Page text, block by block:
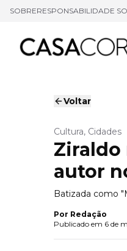
SOBRERESPONSABILIDADE
Voltar
Cultura, Cidades
Ziraldo
autor
Batizada como
Por Redação
Publicado em 6 de